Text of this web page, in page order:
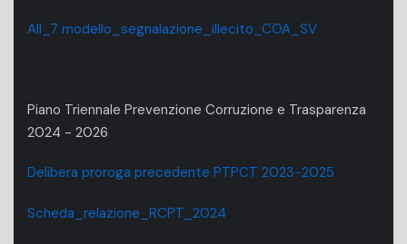
All_7 modello_segnalazione_illecito_COA_SV
Piano Triennale Prevenzione Corruzione e Trasparenza
2024 - 2026
Delibera proroga precedente PTPCT 2023-2025
Scheda_relazione_RCPT_2024